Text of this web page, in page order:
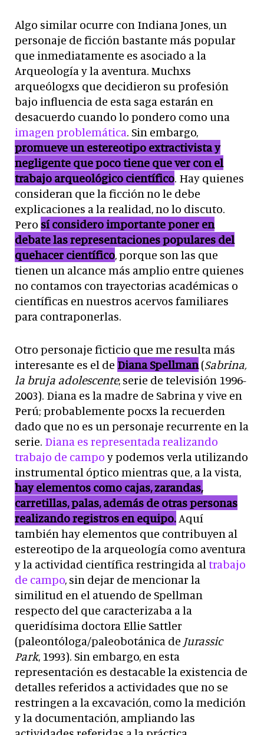
Algo similar ocurre con Indiana Jones, un
personaje de ficción bastante más popular
que inmediatamente es asociado a la
Arqueología y la aventura. Muchxs
arqueólogxs que decidieron su profesión
bajo influencia de esta saga estarán en
desacuerdo cuando lo pondero como una
imagen problemática. Sin embargo,
promueve un estereotipo extractivista y
negligente que poco tiene que ver con el
trabajo arqueológico científico. Hay quienes
consideran que la ficción no le debe
explicaciones a la realidad, no lo discuto.
Pero sí considero importante poner en
debate las representaciones populares del
quehacer científico, porque son las que
tienen un alcance más amplio entre quienes
no contamos con trayectorias académicas o
científicas en nuestros acervos familiares
para contraponerlas.
Otro personaje ficticio que me resulta más
interesante es el de Diana Spellman(Sabrina,
la bruja adolescente, serie de televisión 1996-
2003). Diana es la madre de Sabrina y vive en
Perú; probablemente pocxs la recuerden
dado que no es un personaje recurrente en la
serie. Diana es representada realizando
trabajo de campo y podemos verla utilizando
instrumental óptico mientras que, a la vista,
hay elementos como cajas, zarandas,
carretillas, palas, además de otras personas
realizando registros en equipo.Aquí
también hay elementos que contribuyen al
estereotipo de la arqueología como aventura
y la actividad científica restringida altrabajo
de campo, sin dejar de mencionar la
similitud en el atuendo de Spellman
respecto del que caracterizaba a la
queridísima doctora Ellie Sattler
(paleontóloga/paleobotánica de Jurassic
Park, 1993). Sin embargo, en esta
representación es destacable la existencia de
detalles referidos a actividades que no se
restringen a la excavación, como la medición
y la documentación, ampliando las